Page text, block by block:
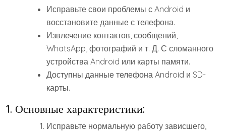
Исправьте свои проблемы с Android и
восстановите данные с телефона.
Извлечение контактов, сообщений,
WhatsApp, фотографий и т. Д. С сломанного
устройства Android или карты памяти.
Доступны данные телефона Android и SD-
карты.
1. Основные характеристики:
Исправьте нормальную работу зависшего,